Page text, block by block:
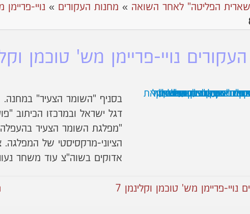
הפליטה" לאחר השואה » מחנות העקורים » נויי-
נויי-פריימן מש' טוכמן
בסניף "השומר הצעיר" במחנה.
דגל ישראל ובמרכזו הכיתוב
"מפלגת השומר הצעיר בהעפלה,
הציוני-מרקסיסטי של המפלגה.
אדוקים בשוה"צ עוד משחר
פריימן מש' טוכמן וקלינמן 7